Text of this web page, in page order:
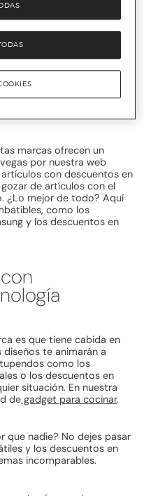
en todo momento.
accesorios para ipad y
¡así, será imposible estar
descuentos en accesorios
inalámbricos, que
marcas ofrecen un
por nuestra web
con descuentos en
de artículos con el
¿Lo mejor de todo? Aquí
como los
y los descuentos en
es que tiene cabida en
te animarán a
como los
o los descuentos en
situación. En nuestra
de gadget para cocinar.
que nadie? No dejes pasar
y los descuentos en
incomparables.